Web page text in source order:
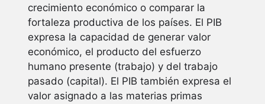
crecimiento económico o comparar la
fortaleza productiva de los países. El PIB
expresa la capacidad de generar valor
económico, el producto del esfuerzo
humano presente (trabajo) y del trabajo
pasado (capital). El PIB también expresa el
valor asignado a las materias primas